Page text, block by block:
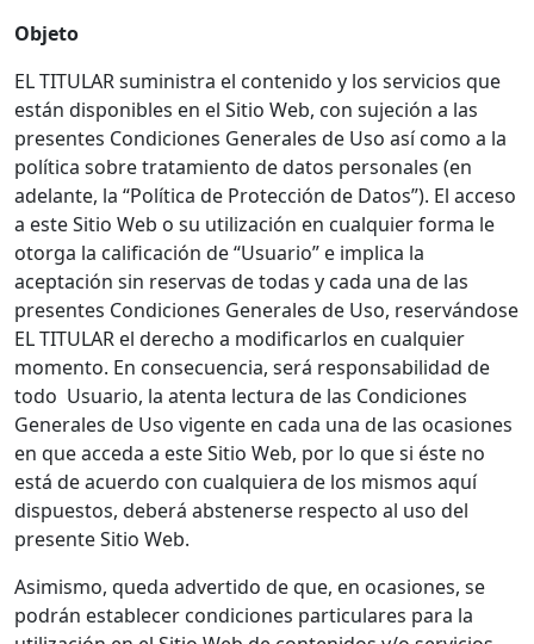
Objeto
EL TITULAR suministra el contenido y los servicios que
están disponibles en el Sitio Web, con sujeción a las
presentes Condiciones Generales de Uso así como a la
política sobre tratamiento de datos personales (en
adelante, la “Política de Protección de Datos”). El acceso
a este Sitio Web o su utilización en cualquier forma le
otorga la calificación de “Usuario” e implica la
aceptación sin reservas de todas y cada una de las
presentes Condiciones Generales de Uso, reservándose
EL TITULAR el derecho a modificarlos en cualquier
momento. En consecuencia, será responsabilidad de
todo Usuario, la atenta lectura de las Condiciones
Generales de Uso vigente en cada una de las ocasiones
en que acceda a este Sitio Web, por lo que si éste no
está de acuerdo con cualquiera de los mismos aquí
dispuestos, deberá abstenerse respecto al uso del
presente Sitio Web.
Asimismo, queda advertido de que, en ocasiones, se
podrán establecer condiciones particulares para la